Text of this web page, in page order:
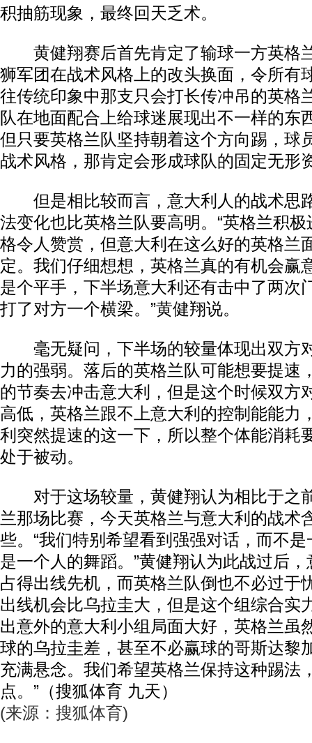
积抽筋现象，最终回天乏术。
黄健翔赛后首先肯定了输球一方英格
狮军团在战术风格上的改头换面，令所有
往传统印象中那支只会打长传冲吊的英格
队在地面配合上给球迷展现出不一样的东
但只要英格兰队坚持朝着这个方向踢，球
战术风格，那肯定会形成球队的固定无形
但是相比较而言，意大利人的战术思
法变化也比英格兰队要高明。“英格兰积
格令人赞赏，但意大利在这么好的英格兰
定。我们仔细想想，英格兰真的有机会赢
是个平手，下半场意大利还有击中了两次
打了对方一个横梁。”黄健翔说。
毫无疑问，下半场的较量体现出双方
力的强弱。落后的英格兰队可能想要提速
的节奏去冲击意大利，但是这个时候双方
高低，英格兰跟不上意大利的控制能能力
利突然提速的这一下，所以整个体能消耗
处于被动。
对于这场较量，黄健翔认为相比于之
兰那场比赛，今天英格兰与意大利的战术
些。“我们特别希望看到强强对话，而不
是一个人的舞蹈。”黄健翔认为此战过后
占得出线先机，而英格兰队倒也不必过于
出线机会比乌拉圭大，但是这个组综合实
出意外的意大利小组局面大好，英格兰虽
球的乌拉圭差，甚至不必赢球的哥斯达黎
充满悬念。我们希望英格兰保持这种踢法
点。”（搜狐体育 九天）
(来源：搜狐体育)